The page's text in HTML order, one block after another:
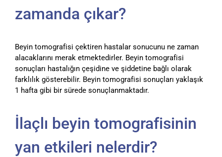
zamanda çıkar?
Beyin tomografisi çektiren hastalar sonucunu ne zaman
alacaklarını merak etmektedirler. Beyin tomografisi
sonuçları hastalığın çeşidine ve şiddetine bağlı olarak
farklılık gösterebilir. Beyin tomografisi sonuçları yaklaşık
1 hafta gibi bir sürede sonuçlanmaktadır.
İlaçlı beyin tomografisinin
yan etkileri nelerdir?